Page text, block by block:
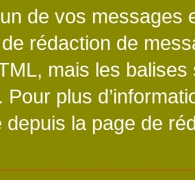
de vos messages
rédaction de
mais les
Pour plus
depuis la page de